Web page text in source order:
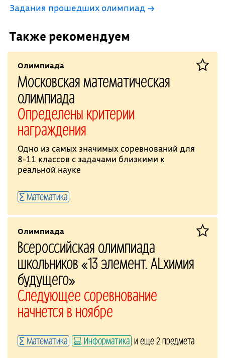
Задания прошедших олимпиад →
Также рекомендуем
Олимпиада
Московская математическая
олимпиада
Определены критерии
награждения
Одно из самых значимых соревнований для
8-11 классов с задачами близкими к
реальной науке
Математика
Олимпиада
Всероссийская олимпиада
школьников «13 элемент. ALхимия
будущего»
Следующее соревнование
начнется в ноябре
Математика Информатика и еще 2 предмета